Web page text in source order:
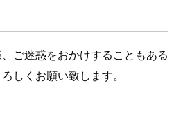
ご迷惑をおかけすることもある
しくお願い致します。